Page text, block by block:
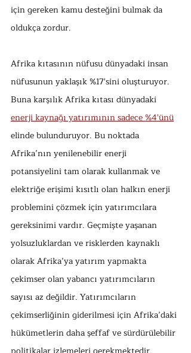
için gereken kamu desteğini bulmak da
oldukça zordur.
Afrika kıtasının nüfusu dünyadaki insan
nüfusunun yaklaşık %17'sini oluşturuyor.
Buna karşılık Afrika kıtası dünyadaki
enerji kaynağı yatırımının sadece %4'ünü
elinde bulunduruyor. Bu noktada
Afrika’nın yenilenebilir enerji
potansiyelini tam olarak kullanmak ve
elektriğe erişimi kısıtlı olan halkın enerji
problemini çözmek için yatırımcılara
gereksinimi vardır. Geçmişte yaşanan
yolsuzluklardan ve risklerden kaynaklı
olarak Afrika’ya yatırım yapmakta
çekimser olan yabancı yatırımcıların
sayısı az değildir. Yatırımcıların
çekimserliğinin giderilmesi için Afrika’daki
hükümetlerin daha şeffaf ve sürdürülebilir